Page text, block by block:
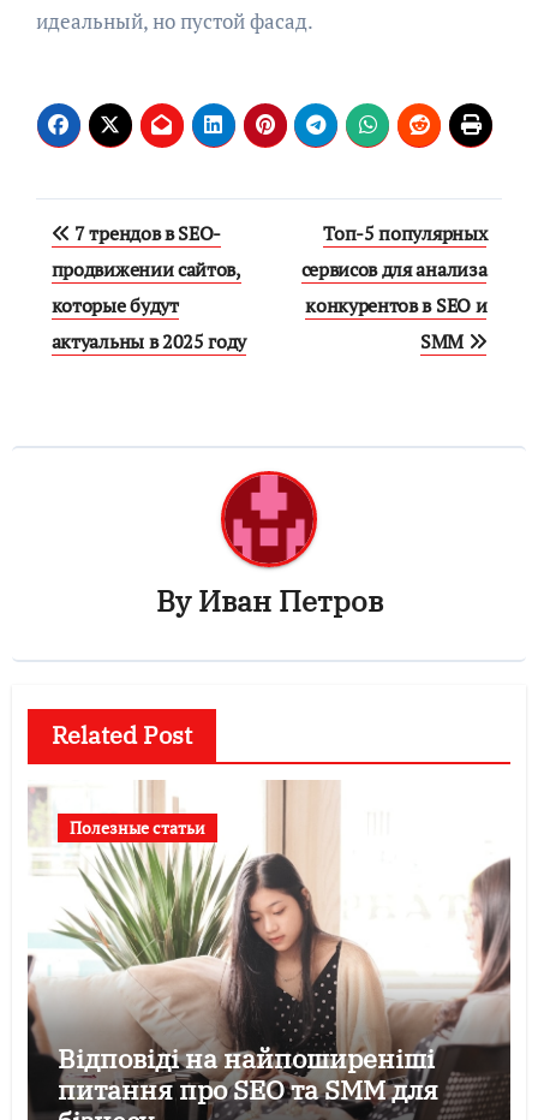
идеальный, но пустой фасад.
Навигация
по
записям
7 трендов в SEO-
продвижении сайтов,
которые будут
актуальны в 2025 году
Топ-5 популярных
сервисов для анализа
конкурентов в SEO и
SMM
ByИван Петров
Related Post
Полезные статьи
Відповіді на найпоширеніші
питання про SEO та SMM для